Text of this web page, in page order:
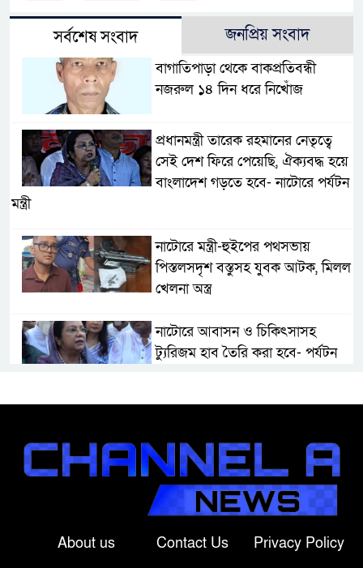
সর্বশেষ সংবাদ জনপ্রিয় সংবাদ
বাগাতিপাড়া থেকে বাকপ্রতিবন্ধী
নজরুল ১৪ দিন ধরে নিখোঁজ
প্রধানমন্ত্রী তারেক রহমানের নেতৃত্বে
সেই দেশ ফিরে পেয়েছি, ঐক্যবদ্ধ হয়ে
বাংলাদেশ গড়তে হবে- নাটোরে পর্যটন
মন্ত্রী
নাটোরে মন্ত্রী-হুইপের পথসভায়
পিস্তলসদৃশ বস্তুসহ যুবক আটক, মিলল
খেলনা অস্ত্র
নাটোরে আবাসন ও চিকিৎসাসহ
ট্যুরিজম হাব তৈরি করা হবে- পর্যটন
ধ্বংস, ইউপি চেয়ারম্যানের উপস্থিতিতে
আটক ব্যক্তিকে শাস্তি
শ্রীবরদীতে বৃদ্ধের ম’রদে’হ উদ্ধার,
About us Contact Us Privacy Policy